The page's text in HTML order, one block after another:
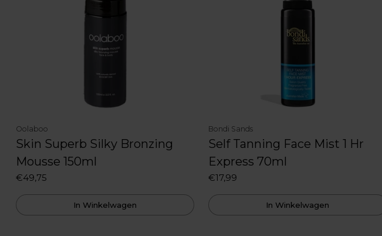
Oolaboo
Skin Superb Silky Bronzing
Mousse 150ml
€49,75
In Winkelwagen
Bondi Sands
Self Tanning Face Mist 1 Hr
Express 70ml
€17,99
In Winkelwagen